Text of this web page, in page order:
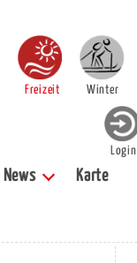
Freizeit Winter
Login
News Karte